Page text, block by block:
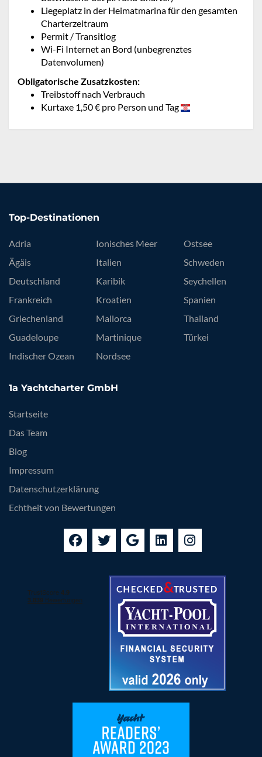
Liegeplatz in der Heimatmarina für den gesamten
Charterzeitraum
Permit / Transitlog
Wi-Fi Internet an Bord (unbegrenztes
Datenvolumen)
Obligatorische Zusatzkosten:
Treibstoff nach Verbrauch
Kurtaxe 1,50 € pro Person und Tag
Top-Destinationen
Adria
Ägäis
Deutschland
Frankreich
Griechenland
Guadeloupe
Indischer Ozean
Ionisches Meer
Italien
Karibik
Kroatien
Mallorca
Martinique
Nordsee
Ostsee
Schweden
Seychellen
Spanien
Thailand
Türkei
1a Yachtcharter GmbH
Startseite
Das Team
Blog
Impressum
Datenschutzerklärung
Echtheit von Bewertungen